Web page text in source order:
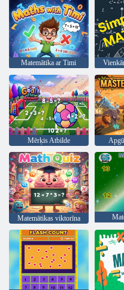
Matemātika ar Timi
Mērķis Atbilde
Matemātikas viktorīna